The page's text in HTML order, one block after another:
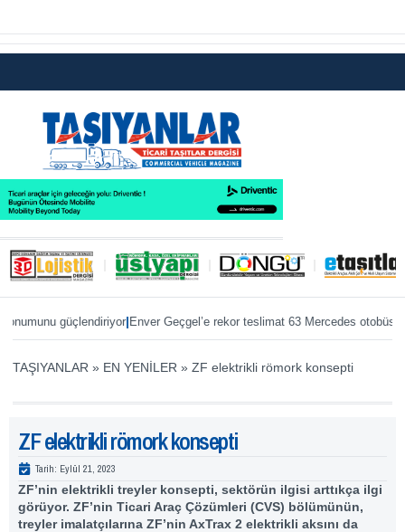
güçlendiriyor|Enver Geçgel’e rekor teslimat 63 Mercedes otobüs |ÖKN
TAŞIYANLAR » EN YENİLER » ZF elektrikli römork konsepti
ZF elektrikli römork konsepti
Tarih: Eylül 21, 2023
ZF’nin elektrikli treyler konsepti, sektörün ilgisi arttıkça ilgi
görüyor. ZF’nin Ticari Araç Çözümleri (CVS) bölümünün,
treyler imalatçılarına ZF’nin AxTrax 2 elektrikli aksını da